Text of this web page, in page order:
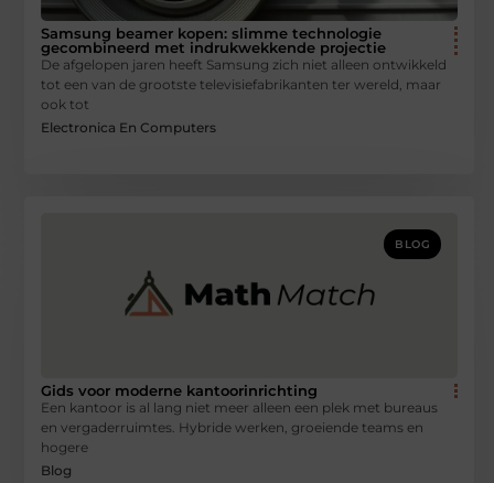
Samsung beamer kopen: slimme technologie
gecombineerd met indrukwekkende projectie
De afgelopen jaren heeft Samsung zich niet alleen ontwikkeld
tot een van de grootste televisiefabrikanten ter wereld, maar
ook tot
Electronica En Computers
BLOG
Gids voor moderne kantoorinrichting
Een kantoor is al lang niet meer alleen een plek met bureaus
en vergaderruimtes. Hybride werken, groeiende teams en
hogere
Blog